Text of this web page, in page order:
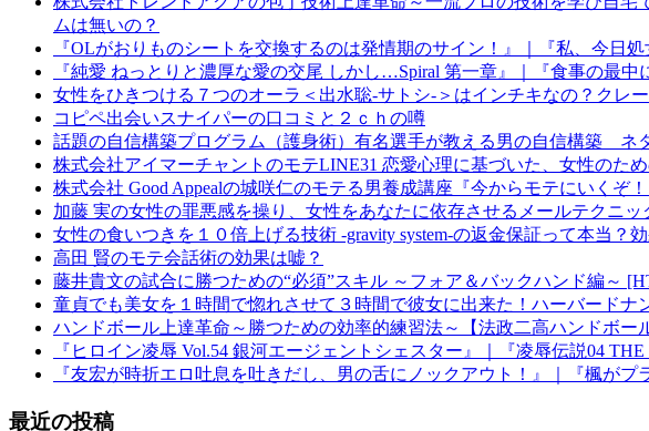
ムは無いの？
『OLがおりものシートを交換するのは発情期のサイン！』｜『私、今日
『純愛 ねっとりと濃厚な愛の交尾 しかし…Spiral 第一章』｜『食事の最
女性をひきつける７つのオーラ＜出水聡-サトシ-＞はインチキなの？クレ
コピペ出会いスナイパーの口コミと２ｃｈの噂
話題の自信構築プログラム（護身術）有名選手が教える男の自信構築 ネ
株式会社アイマーチャントのモテLINE31 恋愛心理に基づいた、女性のた
株式会社 Good Appealの城咲仁のモテる男養成講座『今からモテにいくぞ
加藤 実の女性の罪悪感を操り、女性をあなたに依存させるメールテクニ
女性の食いつきを１０倍上げる技術 -gravity system-の返金保証って本当？
高田 賢のモテ会話術の効果は嘘？
藤井貴文の試合に勝つための“必須”スキル ～フォア＆バックハンド編～
童貞でも美女を１時間で惚れさせて３時間で彼女に出来た！ハーバード
ハンドボール上達革命～勝つための効率的練習法～【法政二高ハンドボ
『ヒロイン凌辱 Vol.54 銀河エージェントシェスター』｜『凌辱伝説04
『友宏が時折エロ吐息を吐きだし、男の舌にノックアウト！』｜『楓が
最近の投稿